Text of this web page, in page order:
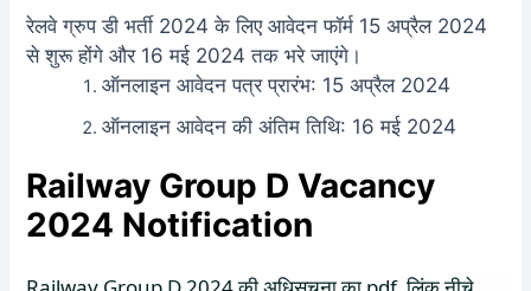
रेलवे ग्रुप डी भर्ती 2024 के लिए आवेदन फॉर्म 15 अप्रैल 2024
से शुरू होंगे और 16 मई 2024 तक भरे जाएंगे।
ऑनलाइन आवेदन पत्र प्रारंभ: 15 अप्रैल 2024
ऑनलाइन आवेदन की अंतिम तिथि: 16 मई 2024
Railway Group D Vacancy
2024 Notification